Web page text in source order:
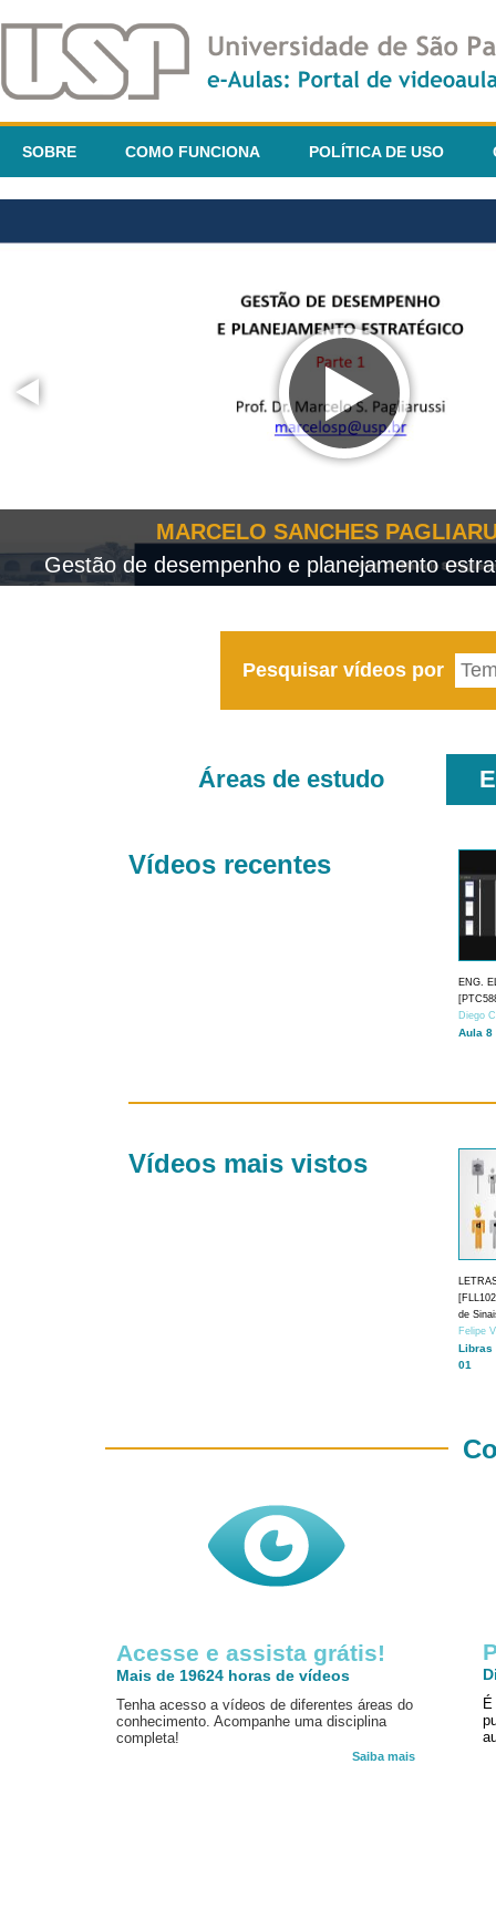
SOBRE COMO FUNCIONA POLÍTICA DE USO
MARCELO SANCHES
Gestão de desempenho e planejamento
Pesquisar vídeos por
Áreas de estudo
Vídeos recentes
ENG.
Diego
Aula 8
Vídeos mais vistos
de
Felipe
Libras
01
Acesse e assista grátis!
Mais de 19624 horas de vídeos
Tenha acesso a vídeos de diferentes áreas do
conhecimento. Acompanhe uma disciplina
completa!
Saiba mais